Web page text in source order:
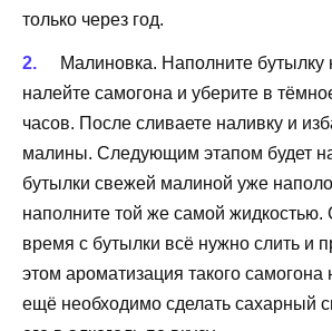
только через год.
Малиновка. Наполните бутылку
налейте самогона и уберите в
часов. После сливаете наливку и
малины. Следующим этапом будет
бутылки свежей малиной уже
наполните той же самой жидкостью.
время с бутылки всё нужно слить и
этом ароматизация такого самогона
ещё необходимо сделать сахарный